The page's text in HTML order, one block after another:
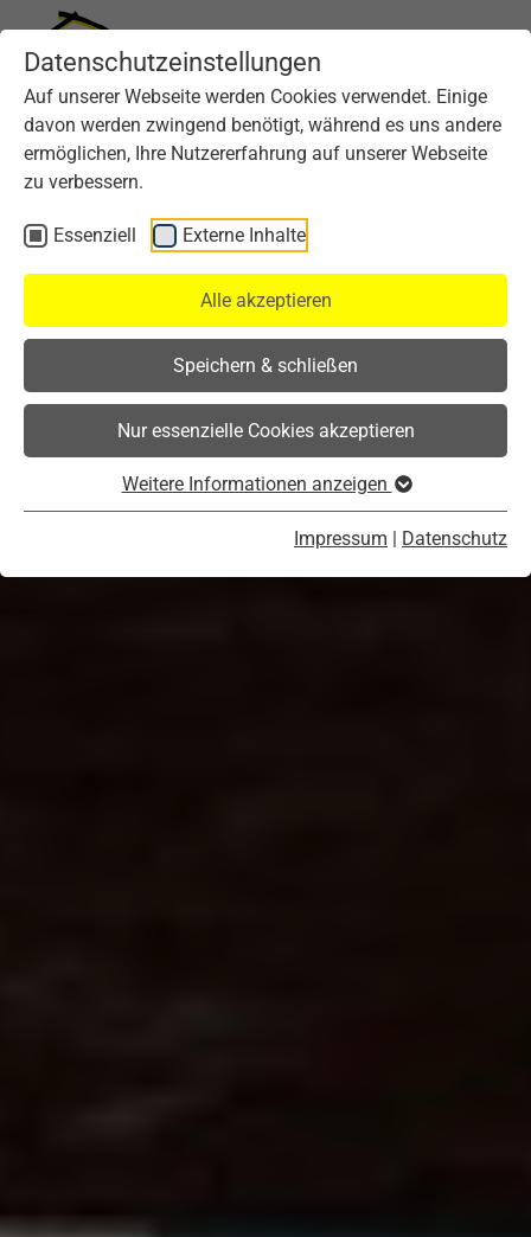
Datenschutzeinstellungen
Auf unserer Webseite werden Cookies verwendet. Einige
davon werden zwingend benötigt, während es uns andere
ermöglichen, Ihre Nutzererfahrung auf unserer Webseite
zu verbessern.
Essenziell Externe Inhalte
Alle akzeptieren
Speichern & schließen
Nur essenzielle Cookies akzeptieren
Weitere Informationen anzeigen
Impressum | Datenschutz